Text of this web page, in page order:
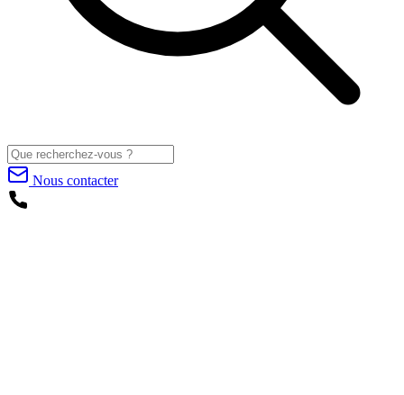
Nous contacter